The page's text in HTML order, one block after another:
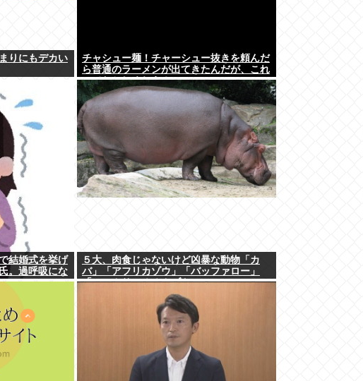
りにもデカい
チャシュー麺！チャーシュー抜きを頼んだ
ら普通のラーメンが出てきたんだが、これ
っておかしくねえ？
結婚式を挙げ
。過呼吸にな
５大、肉食じゃないけど凶暴な動物「カ
バ」「アフリカゾウ」「バッファロー」
「コーカサスオオカブト」